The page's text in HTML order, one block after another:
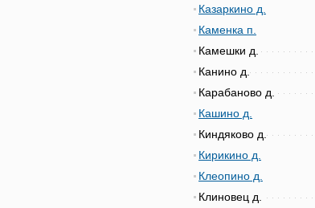
Казаркино д.
Каменка п.
Камешки д.
Канино д.
Карабаново д.
Кашино д.
Киндяково д.
Кирикино д.
Клеопино д.
Клиновец д.